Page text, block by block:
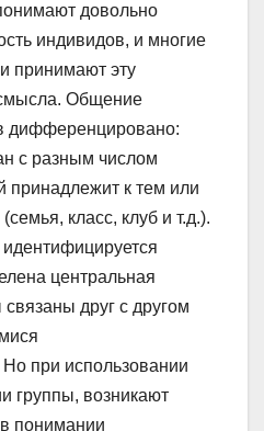
довольно
индивидов, и многие
принимают эту
Общение
дифференцировано:
с разным числом
принадлежит к тем или
класс, клуб и т.д.).
идентифицируется
центральная
друг с другом
при использовании
группы, возникают
понимании